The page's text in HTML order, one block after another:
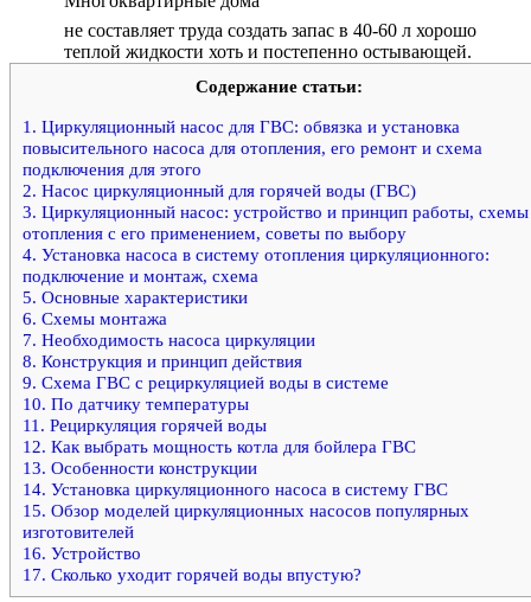
не составляет труда создать запас в 40-60 л хорошо
теплой жидкости хоть и постепенно остывающей.
Содержание статьи:
1. Циркуляционный насос для ГВС: обвязка и установка
повысительного насоса для отопления, его ремонт и схема
подключения для этого
2. Насос циркуляционный для горячей воды (ГВС)
3. Циркуляционный насос: устройство и принцип работы, схемы
отопления с его применением, советы по выбору
4. Установка насоса в систему отопления циркуляционного:
подключение и монтаж, схема
5. Основные характеристики
6. Схемы монтажа
7. Необходимость насоса циркуляции
8. Конструкция и принцип действия
9. Схема ГВС с рециркуляцией воды в системе
10. По датчику температуры
11. Рециркуляция горячей воды
12. Как выбрать мощность котла для бойлера ГВС
13. Особенности конструкции
14. Установка циркуляционного насоса в систему ГВС
15. Обзор моделей циркуляционных насосов популярных
изготовителей
16. Устройство
17. Сколько уходит горячей воды впустую?